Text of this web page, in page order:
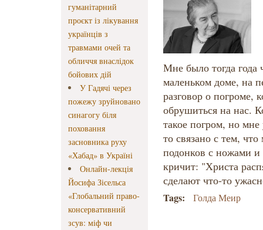
гуманітарний
проєкт із лікування
українців з
травмами очей та
обличчя внаслідок
бойових дій
У Гадячі через
пожежу зруйновано
синагогу біля
поховання
засновника руху
«Хабад» в Україні
Онлайн-лекція
Йосифа Зісельса
«Глобальний право-
консервативний
зсув: міф чи
Мне было тогда
маленьком доме, на
разговор о погроме,
обрушиться на нас.
такое погром, но
то связано с тем,
подонков с ножами и
кричит: "Христа
сделают что-то
Tags: Голда Меир